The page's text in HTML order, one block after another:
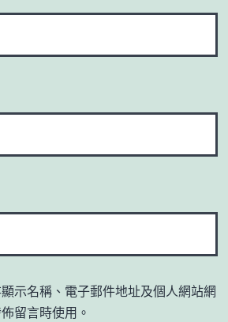
示名稱、電子郵件地址及個人網站網
留言時使用。